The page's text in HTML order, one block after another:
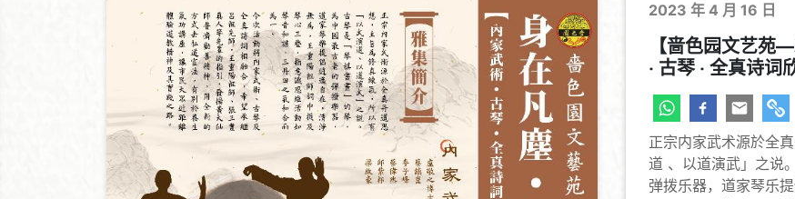
2023 年 4 月 16 日
【啬色园文艺苑
‧ 古琴 ‧ 全真诗词
正宗内家武术源於全
道 、以道演武」之说
弹拨乐器，道家琴乐